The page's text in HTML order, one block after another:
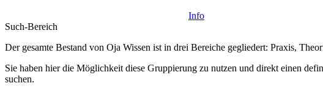
Info
Such-Bereich
Der gesamte Bestand von Oja Wissen ist in drei Bereiche gegliedert: Praxis,
Sie haben hier die Möglichkeit diese Gruppierung zu nutzen und direkt einen
suchen.